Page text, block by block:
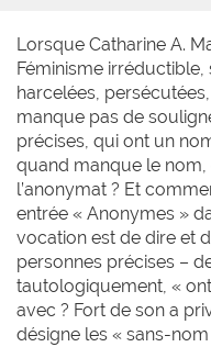
Lorsque Catharine A.
Féminisme
harcelées,
manque pas de
précises, qui ont un
quand manque le
l’anonymat ? Et
entrée « Anonymes »
vocation est de dire et
personnes précises –
tautologiquement, «
avec ? Fort de son a
désigne les « sans-